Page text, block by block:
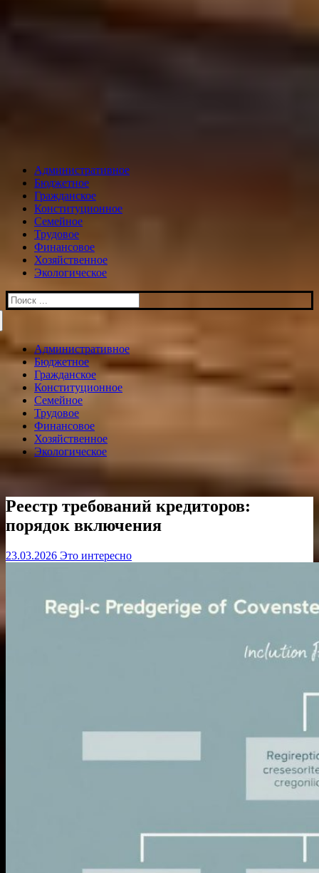
Административное
Бюджетное
Гражданское
Конституционное
Семейное
Трудовое
Финансовое
Хозяйственное
Экологическое
Искать:
Административное
Бюджетное
Гражданское
Конституционное
Семейное
Трудовое
Финансовое
Хозяйственное
Экологическое
Реестр требований кредиторов:
порядок включения
23.03.2026 Это интересно